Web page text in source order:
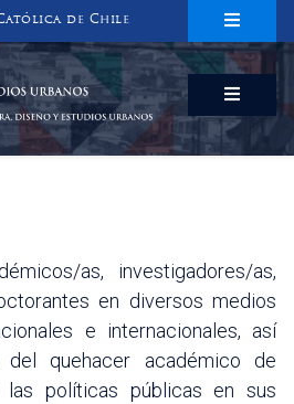
de Chile
URBANOS
DISEÑO Y ESTUDIOS URBANOS
as, investigadores/as,
en diversos medios
e internacionales, así
quehacer académico de
políticas públicas en sus